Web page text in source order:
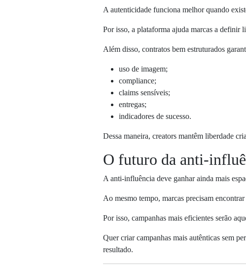
A autenticidade funciona melhor quando
Por isso, a plataforma ajuda marcas a definir
Além disso, contratos bem estruturados
uso de imagem;
compliance;
claims sensíveis;
entregas;
indicadores de sucesso.
Dessa maneira, creators mantêm liberdade
O futuro da anti-
A anti-influência deve ganhar ainda mais
Ao mesmo tempo, marcas precisam
Por isso, campanhas mais eficientes serão
Quer criar campanhas mais autênticas sem
resultado.